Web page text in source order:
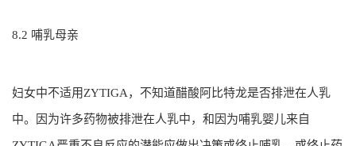
8.2 哺乳母亲
妇女中不适用ZYTIGA，不知道醋酸阿比特龙是否排泄在人乳
中。因为许多药物被排泄在人乳中，和因为哺乳婴儿来自